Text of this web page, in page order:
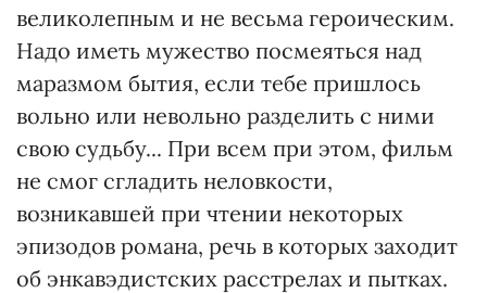
великолепным и не весьма героическим.
Надо иметь мужество посмеяться над
маразмом бытия, если тебе пришлось
вольно или невольно разделить с ними
свою судьбу... При всем при этом, фильм
не смог сгладить неловкости,
возникавшей при чтении некоторых
эпизодов романа, речь в которых заходит
об энкавэдистских расстрелах и пытках.